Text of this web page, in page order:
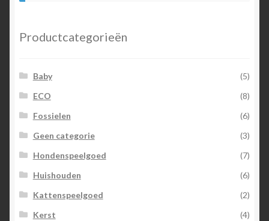
Productcategorieën
Baby
(5)
ECO
(8)
Fossielen
(6)
Geen categorie
(3)
Hondenspeelgoed
(7)
Huishouden
(6)
Kattenspeelgoed
(2)
Kerst
(4)